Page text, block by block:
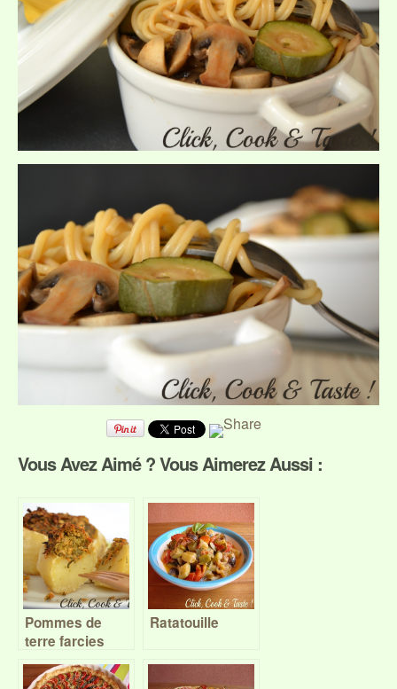
Vous Avez Aimé ? Vous Aimerez Aussi :
Pommes de
terre farcies
(farci
végétarien)
Ratatouille